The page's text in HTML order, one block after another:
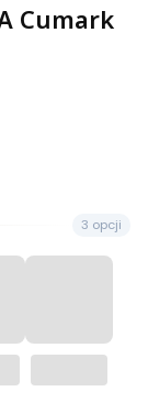
Cumark
3 opcji